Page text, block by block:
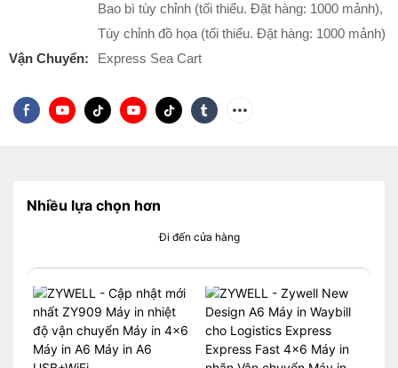
Bao bì tùy chỉnh (tối thiểu. Đặt hàng: 1000 mảnh),
Tùy chỉnh đồ họa (tối thiểu. Đặt hàng: 1000 mảnh)
Vận Chuyển:
Express Sea Cart
Nhiều lựa chọn hơn
Đi đến cửa hàng